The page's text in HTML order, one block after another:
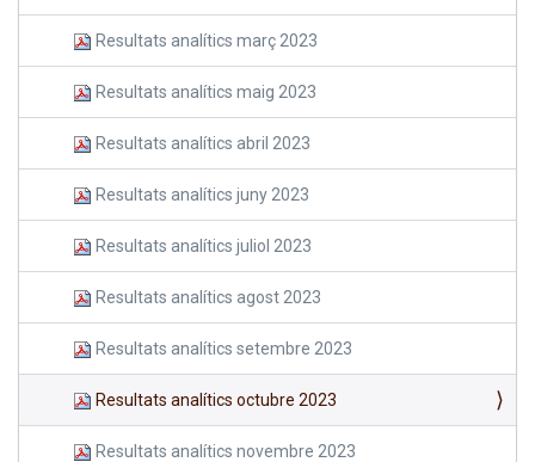
Resultats analítics març 2023
Resultats analítics maig 2023
Resultats analítics abril 2023
Resultats analítics juny 2023
Resultats analítics juliol 2023
Resultats analítics agost 2023
Resultats analítics setembre 2023
Resultats analítics octubre 2023
Resultats analítics novembre 2023